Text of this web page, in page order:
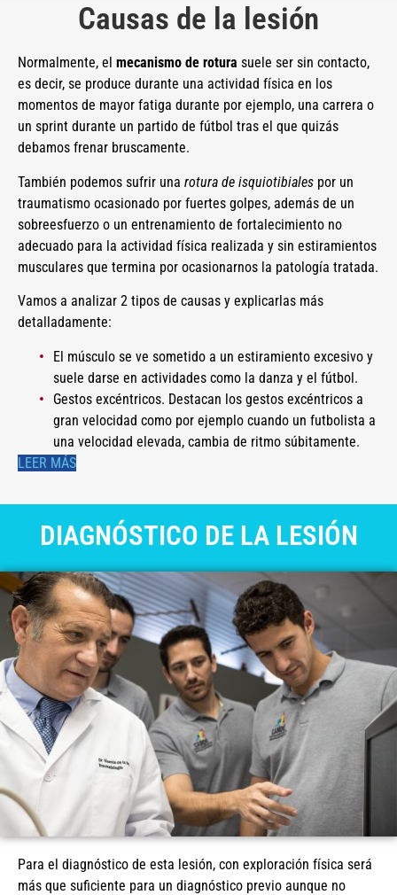
Causas de la lesión
Normalmente, el mecanismo de rotura suele ser sin contacto,
es decir, se produce durante una actividad física en los
momentos de mayor fatiga durante por ejemplo, una carrera o
un sprint durante un partido de fútbol tras el que quizás
debamos frenar bruscamente.
También podemos sufrir una rotura de isquiotibiales por un
traumatismo ocasionado por fuertes golpes, además de un
sobreesfuerzo o un entrenamiento de fortalecimiento no
adecuado para la actividad física realizada y sin estiramientos
musculares que termina por ocasionarnos la patología tratada.
Vamos a analizar 2 tipos de causas y explicarlas más
detalladamente:
El músculo se ve sometido a un estiramiento excesivo y
suele darse en actividades como la danza y el fútbol.
Gestos excéntricos. Destacan los gestos excéntricos a
gran velocidad como por ejemplo cuando un futbolista a
una velocidad elevada, cambia de ritmo súbitamente.
LEER MÁS
DIAGNÓSTICO DE LA LESIÓN
Para el diagnóstico de esta lesión, con exploración física será
más que suficiente para un diagnóstico previo aunque no